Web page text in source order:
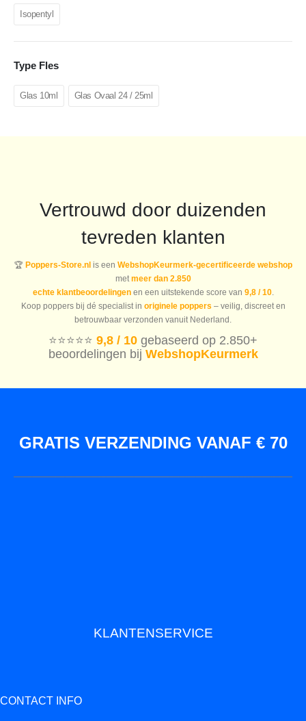
Isopentyl
Type Fles
Glas 10ml Glas Ovaal 24 / 25ml
Vertrouwd door duizenden
tevreden klanten
🏆 Poppers-Store.nl is een WebshopKeurmerk-gecertificeerde webshop
met meer dan 2.850
echte klantbeoordelingenen een uitstekende score van 9,8 / 10.
Koop poppers bij dé specialist in originele poppers – veilig, discreet en
betrouwbaar verzonden vanuit Nederland.
⭐️⭐️⭐️⭐️⭐️ 9,8 / 10 gebaseerd op 2.850+
beoordelingen bij WebshopKeurmerk
GRATIS VERZENDING VANAF € 70
KLANTENSERVICE
CONTACT INFO